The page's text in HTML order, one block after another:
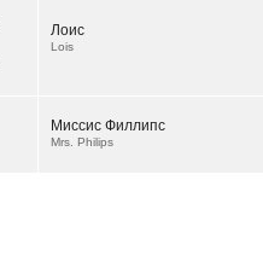
Лоис
Lois
Миссис Филлипс
Mrs. Philips